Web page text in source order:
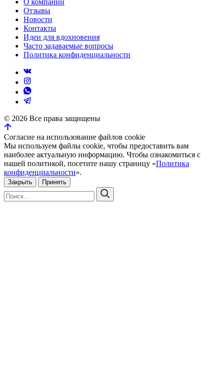
О компании
Отзывы
Новости
Контакты
Идеи для вдохновения
Часто задаваемые вопросы
Политика конфиденциальности
© 2026 Все права защищены
Согласие на использование файлов cookie
Мы используем файлы cookie, чтобы предоставить вам
наиболее актуальную информацию. Чтобы ознакомиться с
нашей политикой, посетите нашу страницу «Политика
конфиденциальности».
Закрыть Принять
Искать:
Поиск